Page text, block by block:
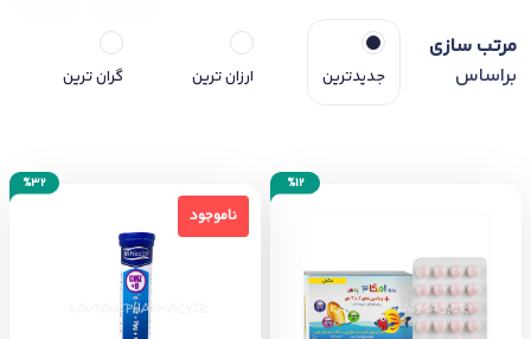
مرتب سازی
براساس
جدیدترین ارزان ترین گران ترین
%12
ناموجود
%32
ناموجود